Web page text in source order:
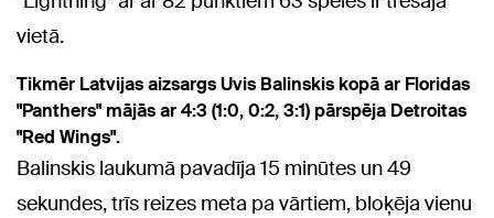
vietā.
Tikmēr Latvijas aizsargs Uvis Balinskis kopā ar Floridas
"Panthers" mājās ar 4:3 (1:0, 0:2, 3:1) pārspēja Detroitas
"Red Wings".
Balinskis laukumā pavadīja 15 minūtes un 49
sekundes, trīs reizes meta pa vārtiem, bloķēja vienu